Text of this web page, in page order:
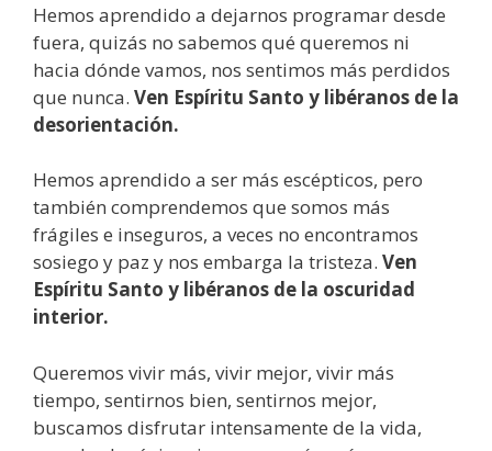
Hemos aprendido a dejarnos programar desde
fuera, quizás no sabemos qué queremos ni
hacia dónde vamos, nos sentimos más perdidos
que nunca. Ven Espíritu Santo y libéranos de la
desorientación.
Hemos aprendido a ser más escépticos, pero
también comprendemos que somos más
frágiles e inseguros, a veces no encontramos
sosiego y paz y nos embarga la tristeza. Ven
Espíritu Santo y libéranos de la oscuridad
interior.
Queremos vivir más, vivir mejor, vivir más
tiempo, sentirnos bien, sentirnos mejor,
buscamos disfrutar intensamente de la vida,